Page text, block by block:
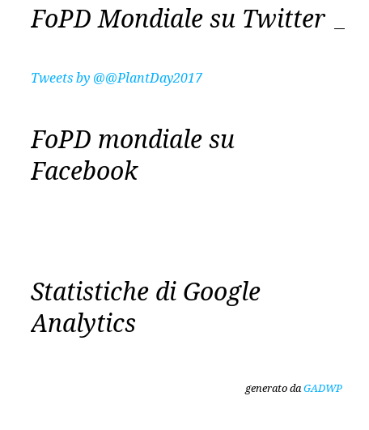
FoPD Mondiale su Twitter
Tweets by @@PlantDay2017
FoPD mondiale su
Facebook
Statistiche di Google
Analytics
generato daGADWP